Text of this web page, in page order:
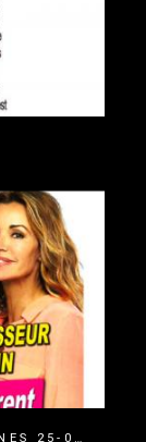
TÉLÉ PROGRAMMES 2 SEMAINES 25-04-22